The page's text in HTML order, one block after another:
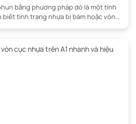
bằng phương pháp dò là một tính
biết tình trạng nhựa bị bám hoặc vón
quá trình in. Tính năng này giúp hạn